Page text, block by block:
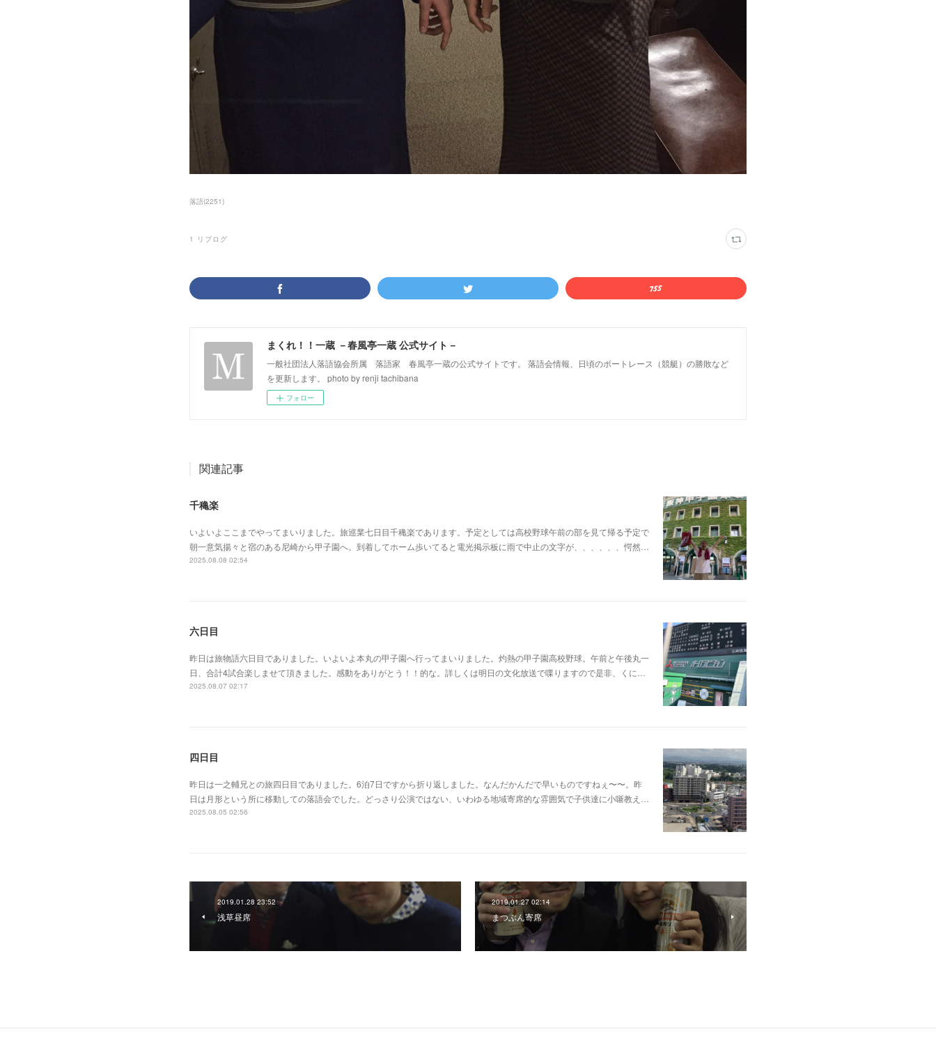
落語(2251)
1 リブログ
まくれ！！一蔵 －春風亭一蔵 公式サイト－
一般社団法人落語協会所属 落語家 春風亭一蔵の公式サイトです。 落語会情報、日頃のボートレース（競艇）の勝敗など
を更新します。 photo by renji tachibana
フォロー
関連記事
千穐楽
いよいよここまでやってまいりました。旅巡業七日目千穐楽であります。予定としては高校野球午前の部を見て帰る予定で
朝一意気揚々と宿のある尼崎から甲子園へ。到着してホーム歩いてると電光掲示板に雨で中止の文字が、、、、、、愕然…
2025.08.08 02:54
六日目
昨日は旅物語六日目でありました。いよいよ本丸の甲子園へ行ってまいりました。灼熱の甲子園高校野球。午前と午後丸一
日、合計4試合楽しませて頂きました。感動をありがとう！！的な。詳しくは明日の文化放送で喋りますので是非、くに…
2025.08.07 02:17
四日目
昨日は一之輔兄との旅四日目でありました。6泊7日ですから折り返しました。なんだかんだで早いものですねぇ〜〜。昨
日は月形という所に移動しての落語会でした。どっさり公演ではない、いわゆる地域寄席的な雰囲気で子供達に小噺教え…
2025.08.05 02:56
2019.01.28 23:52
浅草昼席
2019.01.27 02:14
まつぶん寄席